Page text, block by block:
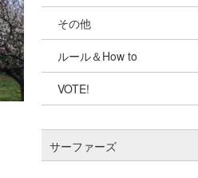
千葉北
伊豆
千葉南
四国
その他
ルール＆How to
VOTE!
サーファーズ